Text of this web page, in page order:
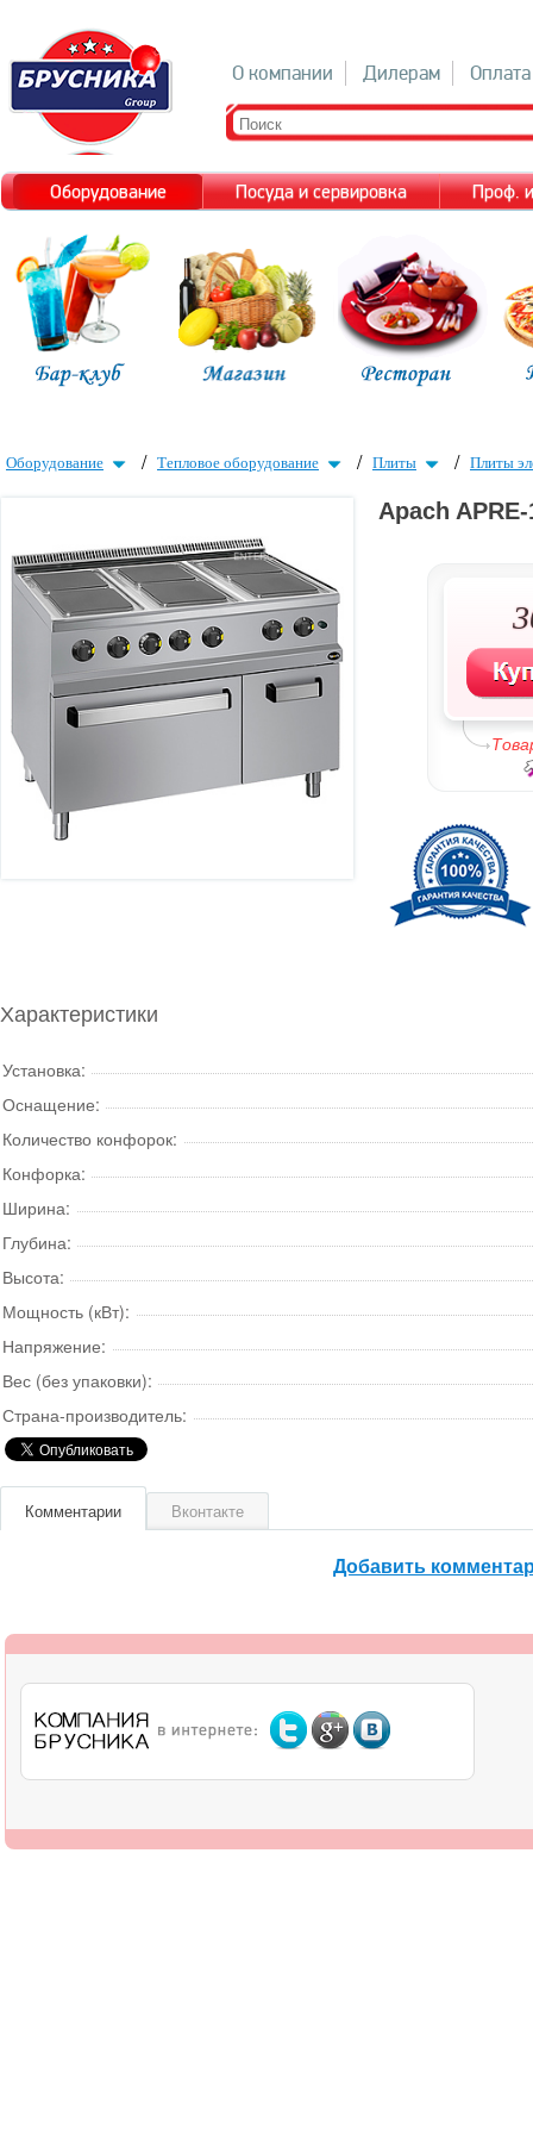
О компании Дилерам Оплата
Оборудование Посуда и сервировка Проф.
Оборудование / Тепловое оборудование / Плиты / Плиты
Apach APRE-
Характеристики
Установка:
Оснащение:
Количество конфорок:
Конфорка:
Ширина:
Глубина:
Высота:
Мощность (кВт):
Напряжение:
Вес (без упаковки):
Страна-производитель:
Комментарии Вконтакте
Добавить